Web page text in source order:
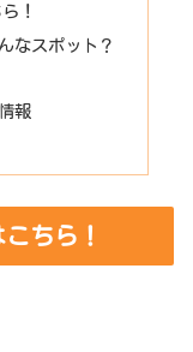
！
なスポット？
報
ちら！